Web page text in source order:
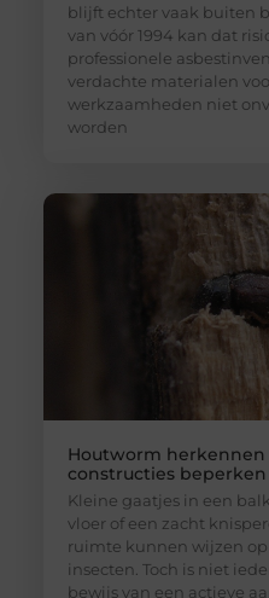
blijft echter vaak buiten
van vóór 1994 kan dat
professionele
verdachte materialen
werkzaamheden niet
worden
Houtworm herkennen
constructies beperken
Kleine gaatjes in een
vloer of een zacht
ruimte kunnen wijzen
insecten. Toch is niet
bewijs van een actieve